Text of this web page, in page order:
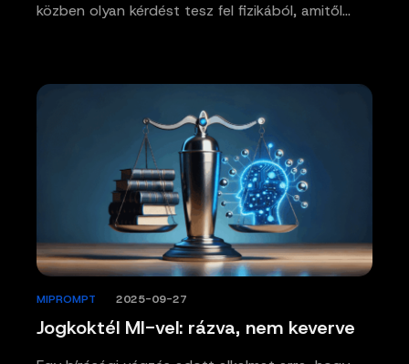
közben olyan kérdést tesz fel fizikából, amitől…
Jogkoktél MI-vel: rázva, nem keverve
MIPROMPT 2025-09-27